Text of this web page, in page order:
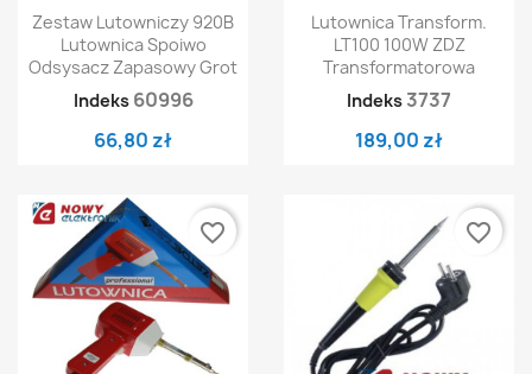
Zestaw Lutowniczy 920B
Lutownica Spoiwo
Odsysacz Zapasowy Grot
Indeks 60996
66,80 zł
Lutownica Transform.
LT100 100W ZDZ
Transformatorowa
Indeks 3737
189,00 zł
favorite_border favorite_border